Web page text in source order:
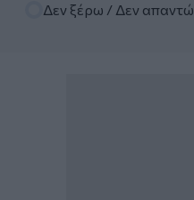
Δεν ξέρω / Δεν απαντώ